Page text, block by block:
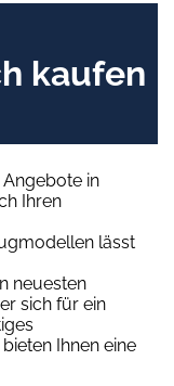
kaufen
in
Ihren
lässt
neuesten
sich für ein
Ihnen eine